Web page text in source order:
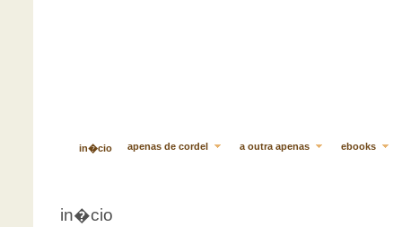
in�cio apenas de cordel a outra apenas ebooks
in�cio